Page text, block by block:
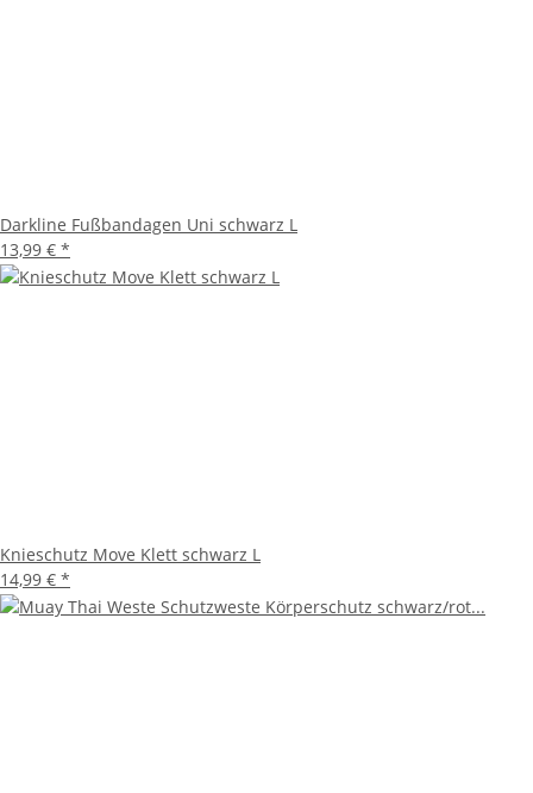
Darkline Fußbandagen Uni schwarz L
13,99 € *
Knieschutz Move Klett schwarz L
14,99 € *